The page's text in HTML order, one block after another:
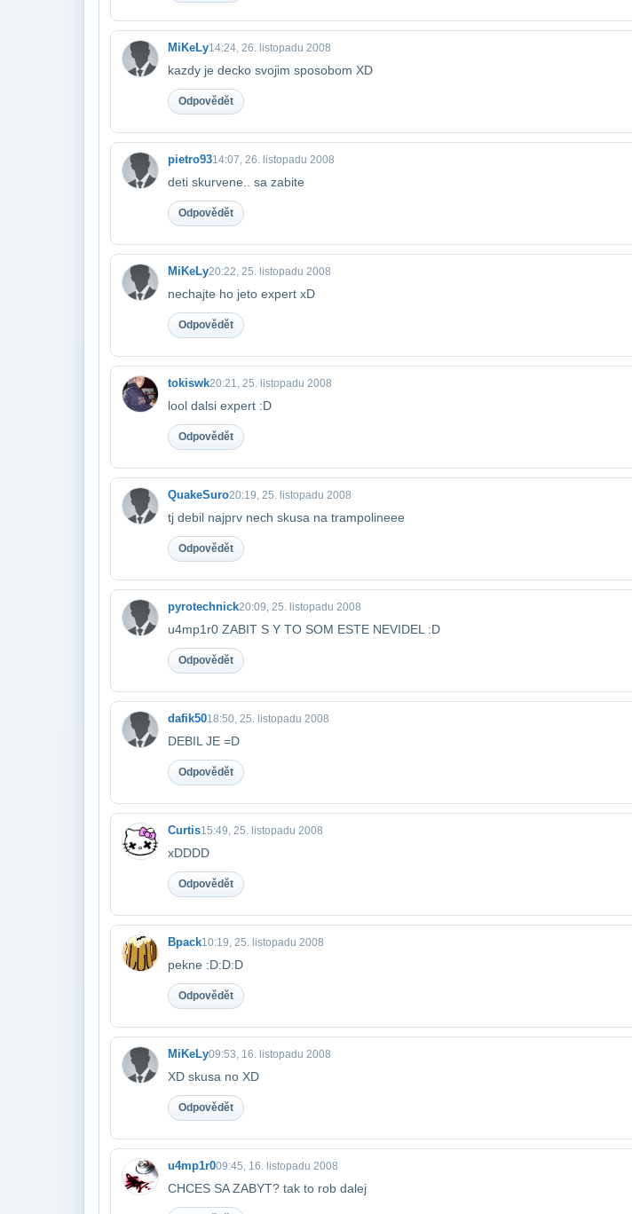
MiKeLy14:24, 26. listopadu 2008
kazdy je decko svojim sposobom XD
Odpovědět
pietro9314:07, 26. listopadu 2008
deti skurvene.. sa zabite
Odpovědět
MiKeLy20:22, 25. listopadu 2008
nechajte ho jeto expert xD
Odpovědět
tokiswk20:21, 25. listopadu 2008
lool dalsi expert :D
Odpovědět
QuakeSuro20:19, 25. listopadu 2008
tj debil najprv nech skusa na trampolineee
Odpovědět
pyrotechnick20:09, 25. listopadu 2008
u4mp1r0 ZABIT S Y TO SOM ESTE NEVIDEL :D
Odpovědět
dafik5018:50, 25. listopadu 2008
DEBIL JE =D
Odpovědět
Curtis15:49, 25. listopadu 2008
xDDDD
Odpovědět
Bpack10:19, 25. listopadu 2008
pekne :D:D:D
Odpovědět
MiKeLy09:53, 16. listopadu 2008
XD skusa no XD
Odpovědět
u4mp1r009:45, 16. listopadu 2008
CHCES SA ZABYT? tak to rob dalej